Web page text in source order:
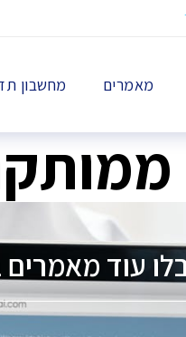
מאמרים מחשבון
עוד